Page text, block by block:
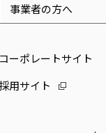
事業者の方へ
コーポレートサイト
採用サイト